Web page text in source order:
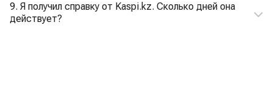
9. Я получил справку от Kaspi.kz. Сколько дней она
действует?